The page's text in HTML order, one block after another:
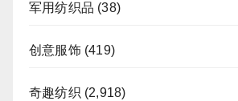
军用纺织品 (38)
创意服饰(419)
奇趣纺织 (2,918)